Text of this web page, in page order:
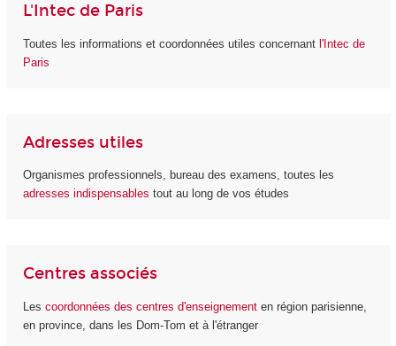
L'Intec de Paris
Toutes les informations et coordonnées utiles concernant l'Intec de
Paris
Adresses utiles
Organismes professionnels, bureau des examens, toutes les
adresses indispensables tout au long de vos études
Centres associés
Les coordonnées des centres d'enseignement en région parisienne,
en province, dans les Dom-Tom et à l'étranger